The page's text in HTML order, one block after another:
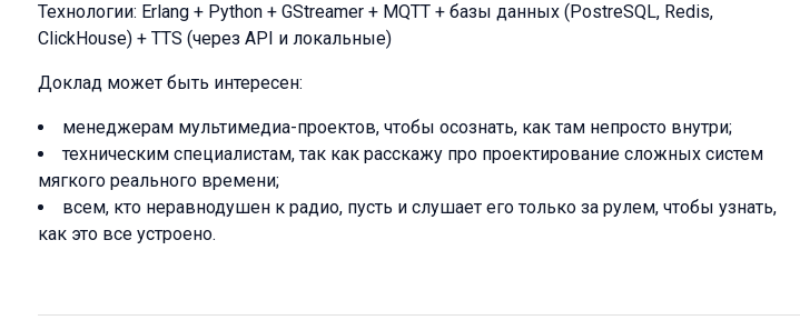
Технологии: Erlang + Python + GStreamer + MQTT + базы данных (PostreSQL, Redis,
ClickHouse) + TTS (через API и локальные)
Доклад может быть интересен:
менеджерам мультимедиа-проектов, чтобы осознать, как там непросто внутри;
техническим специалистам, так как расскажу про проектирование сложных систем
мягкого реального времени;
всем, кто неравнодушен к радио, пусть и слушает его только за рулем, чтобы узнать,
как это все устроено.